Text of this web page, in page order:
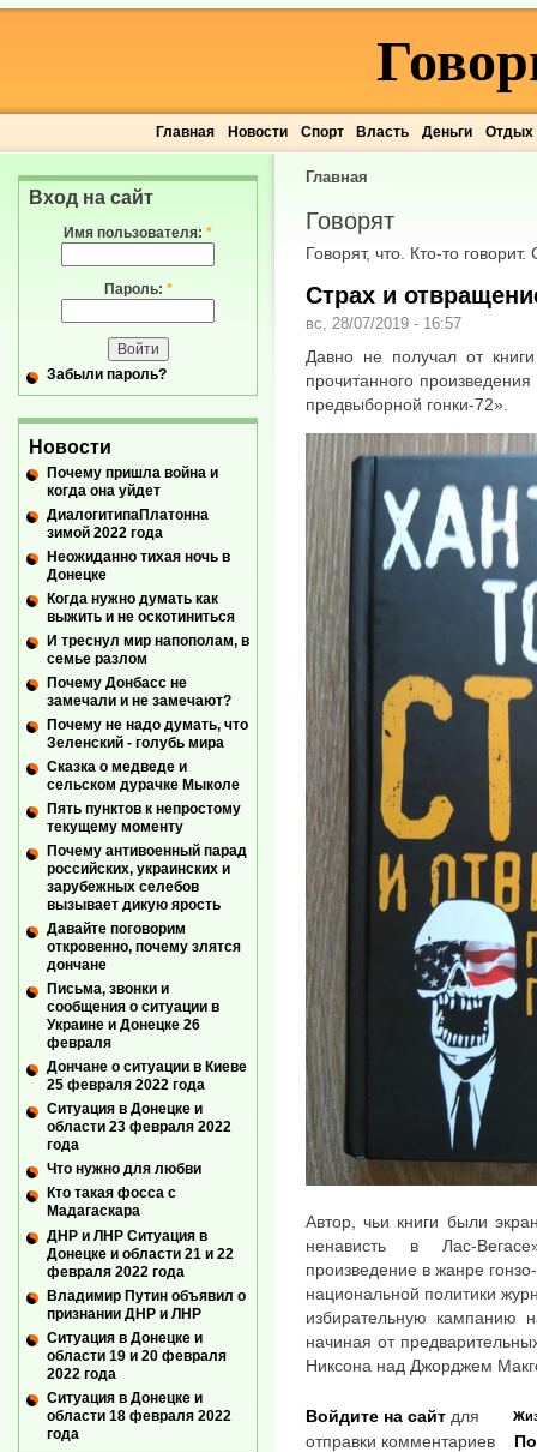
Главная Новости Спорт Власть Деньги Отдых
Главная
Говорят
Говорят, что. Кто-то
Страх и
вс, 28/07/2019 - 16:57
Давно не получал от книги
прочитанного
предвыборной гонки-72».
Автор, чьи книги были
ненависть в Лас-
произведение в жанре
национальной политики
избирательную кампанию
начиная от
Никсона над Джорджем
Войдите на сайт для
отправки комментариев
Вход на сайт
Имя пользователя: *
Пароль: *
Забыли пароль?
Новости
Почему пришла война и
когда она уйдет
ДиалогитипаПлатонна
зимой 2022 года
Неожиданно тихая ночь в
Донецке
Когда нужно думать как
выжить и не оскотиниться
И треснул мир напополам, в
семье разлом
Почему Донбасс не
замечали и не замечают?
Почему не надо думать, что
Зеленский - голубь мира
Сказка о медведе и
сельском дурачке Мыколе
Пять пунктов к непростому
текущему моменту
Почему антивоенный парад
российских, украинских и
зарубежных селебов
вызывает дикую ярость
Давайте поговорим
откровенно, почему злятся
дончане
Письма, звонки и
сообщения о ситуации в
Украине и Донецке 26
февраля
Дончане о ситуации в Киеве
25 февраля 2022 года
Ситуация в Донецке и
области 23 февраля 2022
года
Что нужно для любви
Кто такая фосса с
Мадагаскара
ДНР и ЛНР Ситуация в
Донецке и области 21 и 22
февраля 2022 года
Владимир Путин объявил о
признании ДНР и ЛНР
Ситуация в Донецке и
области 19 и 20 февраля
2022 года
Ситуация в Донецке и
области 18 февраля 2022
года